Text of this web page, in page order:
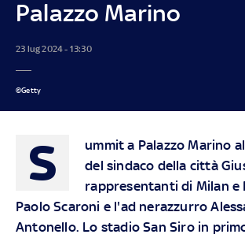
Palazzo Marino
23 lug 2024 - 13:30
©Getty
S
ummit a Palazzo Marino
del sindaco della città
rappresentanti di Milan e
Paolo Scaroni e l'ad nerazzurro
Antonello. Lo stadio San Siro in